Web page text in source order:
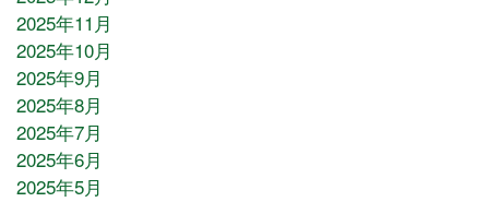
2025年11月
2025年10月
2025年9月
2025年8月
2025年7月
2025年6月
2025年5月